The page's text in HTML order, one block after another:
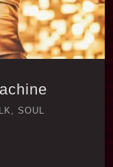
SOUL